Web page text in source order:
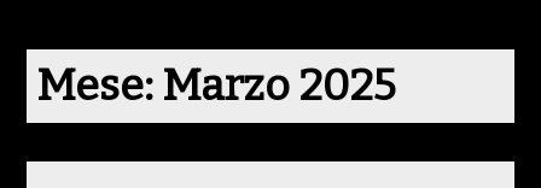
Mese: Marzo 2025